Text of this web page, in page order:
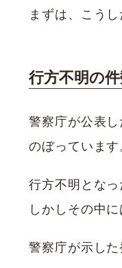
まずは、こう
行方不明の
警察庁が公表
のぼっています
行方不明となっ
しかしその中
警察庁が示した